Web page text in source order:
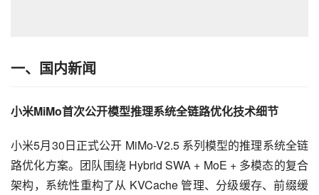
一、国内新闻
小米MiMo首次公开模型推理系统全链路优化技术细节
小米5月30日正式公开 MiMo-V2.5 系列模型的推理系统全链
路优化方案。团队围绕 Hybrid SWA + MoE + 多模态的复合
架构，系统性重构了从 KVCache 管理、分级缓存、前缀缓